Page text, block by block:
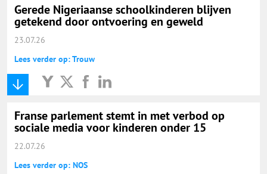
Gerede Nigeriaanse schoolkinderen blijven
getekend door ontvoering en geweld
23.07.26
Lees verder op: Trouw
Franse parlement stemt in met verbod op
sociale media voor kinderen onder 15
22.07.26
Lees verder op: NOS